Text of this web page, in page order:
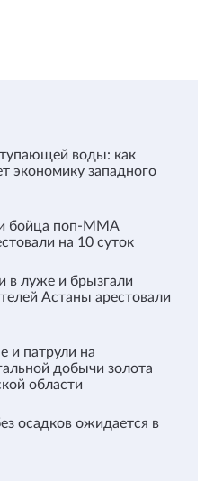
воды: как
экономику западного
и бойца поп-ММА
на 10 суток
в луже и брызгали
Астаны арестовали
и патрули на
добычи золота
области
осадков ожидается в